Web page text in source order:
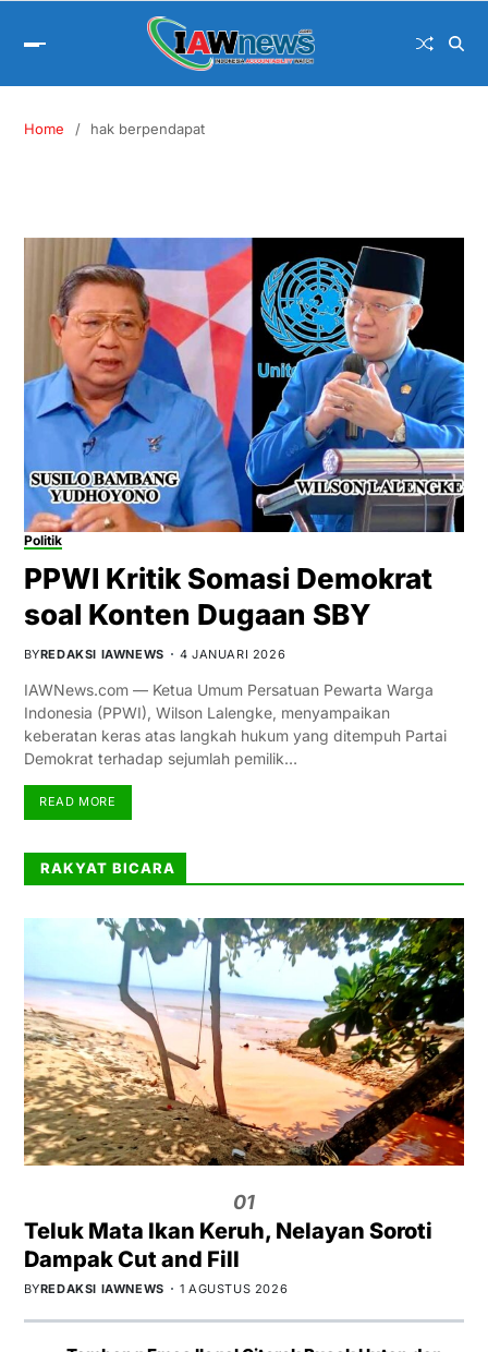
Home hak berpendapat
Politik
PPWI Kritik Somasi Demokrat
soal Konten Dugaan SBY
BYREDAKSI IAWNEWS 4 JANUARI 2026
IAWNews.com — Ketua Umum Persatuan Pewarta Warga
Indonesia (PPWI), Wilson Lalengke, menyampaikan
keberatan keras atas langkah hukum yang ditempuh Partai
Demokrat terhadap sejumlah pemilik…
READ MORE
RAKYAT BICARA
01
Teluk Mata Ikan Keruh, Nelayan Soroti
Dampak Cut and Fill
BYREDAKSI IAWNEWS 1 AGUSTUS 2026